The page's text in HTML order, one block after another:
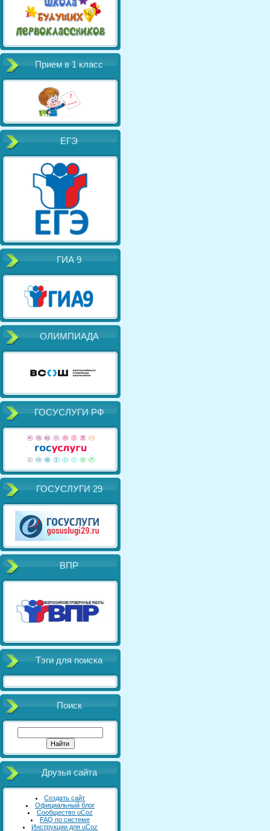
Прием в 1 класс
ЕГЭ
ГИА 9
ОЛИМПИАДА
ГОСУСЛУГИ РФ
ГОСУСЛУГИ 29
ВПР
Тэги для поиска
Поиск
Друзья сайта
Создать сайт
Официальный блог
Сообщество uCoz
FAQ по системе
Инструкции для uCoz